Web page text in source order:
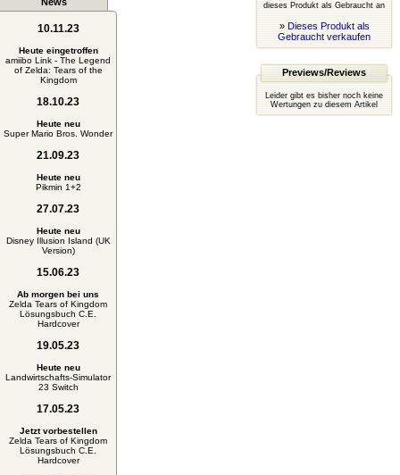
10.11.23
Heute eingetroffen
amiibo Link - The Legend
of Zelda: Tears of the
Kingdom
18.10.23
Heute neu
Super Mario Bros. Wonder
21.09.23
Heute neu
Pikmin 1+2
27.07.23
Heute neu
Disney Illusion Island (UK
Version)
15.06.23
Ab morgen bei uns
Zelda Tears of Kingdom
Lösungsbuch C.E.
Hardcover
19.05.23
Heute neu
Landwirtschafts-Simulator
23 Switch
17.05.23
Jetzt vorbestellen
Zelda Tears of Kingdom
Lösungsbuch C.E.
Hardcover
dieses Produkt als Gebraucht an
» Dieses Produkt als
Gebraucht verkaufen
Previews/Reviews
Leider gibt es bisher noch keine
Wertungen zu diesem Artikel